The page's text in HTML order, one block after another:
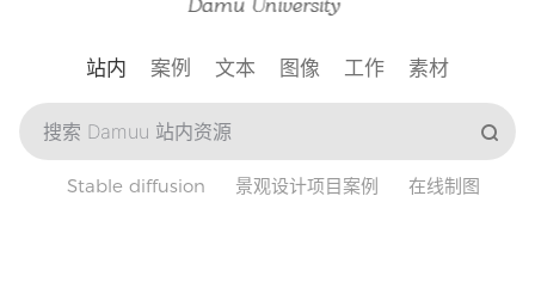
站内 案例 文本 图像 工作 素材
Stable diffusion 景观设计项目案例 在线制图